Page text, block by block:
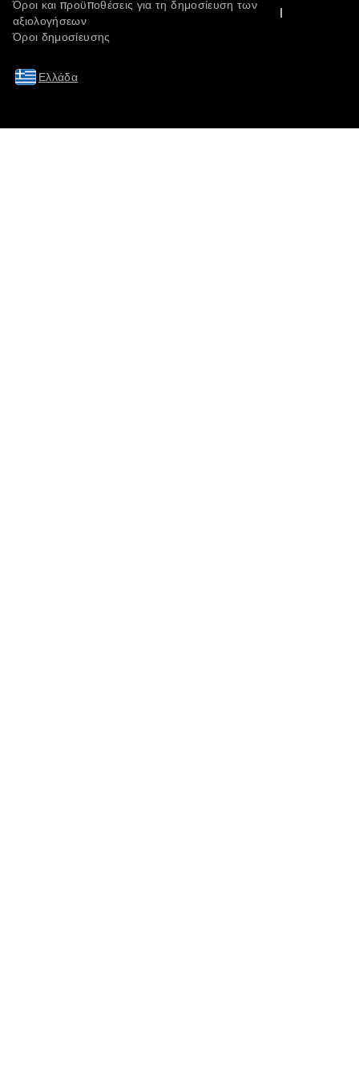
Όροι και προϋποθέσεις για τη δημοσίευση των
αξιολογήσεων
Όροι δημοσίευσης
Ελλάδα